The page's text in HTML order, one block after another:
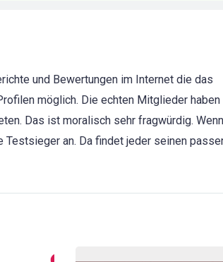
und Bewertungen im Internet die das
möglich. Die echten Mitglieder haben
Das ist moralisch sehr fragwürdig.
an. Da findet jeder seinen